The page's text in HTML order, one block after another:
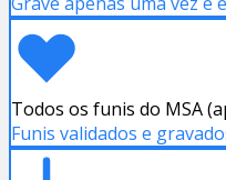
Todos os funis do MSA
Funis validados e